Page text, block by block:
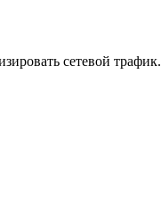
сетевой трафик.